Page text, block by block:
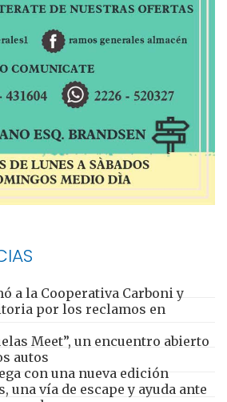
a la Cooperativa Carboni y
por los reclamos en
Meet”, un encuentro abierto
autos
con una nueva edición
una vía de escape y ayuda ante